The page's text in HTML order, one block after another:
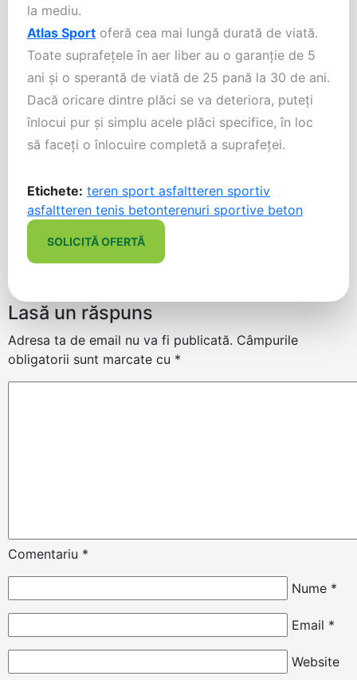
la mediu.
Atlas Sport oferă cea mai lungă durată de viată.
Toate suprafețele în aer liber au o garanție de 5
ani și o sperantă de viată de 25 pană la 30 de ani.
Dacă oricare dintre plăci se va deteriora, puteți
înlocui pur și simplu acele plăci specifice, în loc
să faceți o înlocuire completă a suprafeței.
Etichete: teren sport asfaltteren sportiv
asfaltteren tenis betonterenuri sportive beton
SOLICITĂ OFERTĂ
Lasă un răspuns
Adresa ta de email nu va fi publicată. Câmpurile
obligatorii sunt marcate cu *
Comentariu *
Nume *
Email *
Website